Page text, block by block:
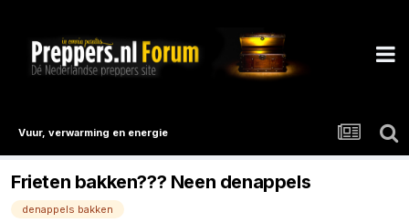
Vuur, verwarming en energie
Frieten bakken??? Neen denappels
denappels bakken